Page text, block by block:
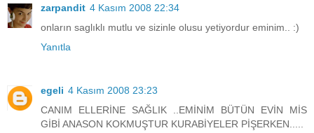
zarpandit 4 Kasım 2008 22:34
onların saglıklı mutlu ve sizinle olusu yetiyordur eminim.. :)
Yanıtla
egeli 4 Kasım 2008 23:23
CANIM ELLERİNE SAĞLIK ..EMİNİM BÜTÜN EVİN MİS
GİBİ ANASON KOKMUŞTUR KURABİYELER PİŞERKEN.....